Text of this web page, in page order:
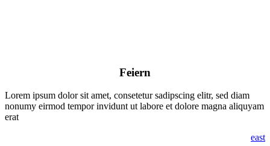
Feiern
Lorem ipsum dolor sit amet, consetetur sadipscing elitr, sed diam
nonumy eirmod tempor invidunt ut labore et dolore magna aliquyam
erat
east